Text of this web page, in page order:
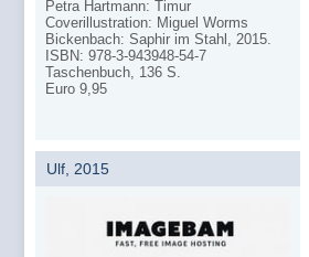
Petra Hartmann: Timur
Coverillustration: Miguel Worms
Bickenbach: Saphir im Stahl, 2015.
ISBN: 978-3-943948-54-7
Taschenbuch, 136 S.
Euro 9,95
Ulf, 2015